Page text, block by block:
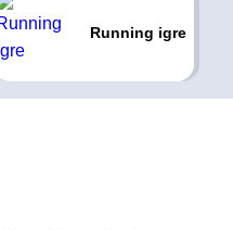
Running igre